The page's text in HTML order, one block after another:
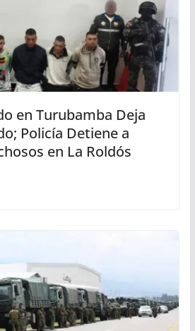
en Turubamba Deja
Policía Detiene a
en La Roldós